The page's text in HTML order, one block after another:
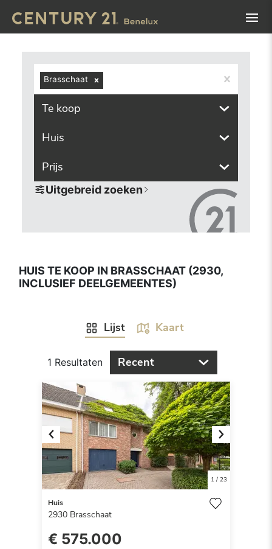
Brasschaat
Te koop
Huis
Prijs
Uitgebreid zoeken
HUIS TE KOOP IN BRASSCHAAT (2930,
INCLUSIEF DEELGEMEENTES)
Lijst Kaart
1 Resultaten Recent
Previous Next
1/ 23
Huis
2930 Brasschaat
€ 575.000